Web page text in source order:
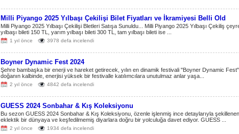
Milli Piyango 2025 Yılbaşı Çekilişi Bilet Fiyatları ve İkramiyesi Belli Old
Milli Piyango 2025 Yılbaşı Çekilişi Bletleri Satışa Sunuldu... Milli Piyango 2025 Yılbaşı Çekiliş
yılbaşı bileti 150 TL, yarım yılbaşı bileti 300 TL, tam yılbaşı bileti ise ...
1 yıl önce 3978 defa incelendi
Boyner Dynamic Fest 2024
Şehre bambaşka bir enerji ve hareket getirecek, yılın en dinamik festivali "Boyner Dynamic
doğanın kalbinde, enerjisi yüksek bir festivalle katılımcılara unutulmaz anlar yaşa...
2 yıl önce 4842 defa incelendi
GUESS 2024 Sonbahar & Kış Koleksiyonu
Bu sezon GUESS 2024 Sonbahar & Kış Koleksiyonu, özenle işlenmiş ince detaylarıyla şekillenen
eklektik bir dünyaya ve keşfedilmemiş diyarlara doğru bir yolculuğa davet ediyor. GUESS ...
2 yıl önce 1934 defa incelendi